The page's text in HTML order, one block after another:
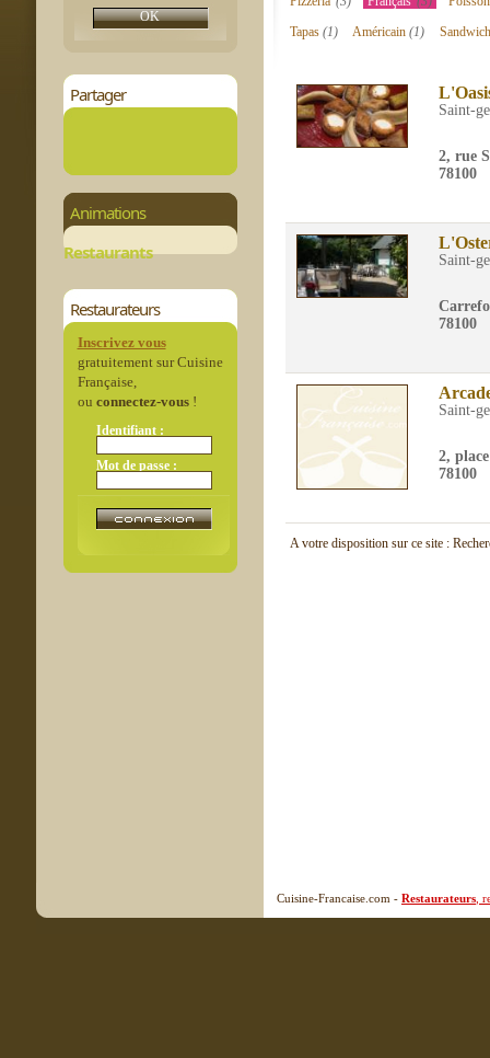
Partager
Animations
Restaurants
Restaurateurs
Inscrivez vous
gratuitement sur Cuisine
Française,
ou connectez-vous!
Identifiant :
Mot de passe :
Tapas (1) Américain(1)
Saint-
2, rue
78100
Saint-
78100
Saint-
2,
78100
A votre disposition sur ce site :
Cuisine-Francaise.com - Restaurateurs ,